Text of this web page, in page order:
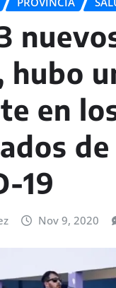
hubo
en
de
19
Nov 9, 2020